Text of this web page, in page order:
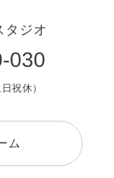
タジオ
030
祝休）
ム